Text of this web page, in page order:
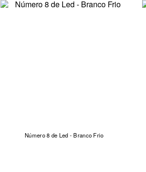
Número 8 de Led - Branco Frio